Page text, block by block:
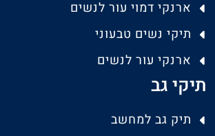
ארנקי דמוי עור לנשים
תיקי נשים טבעוני
ארנקי עור לנשים
תיקי גב
תיק גב למחשב